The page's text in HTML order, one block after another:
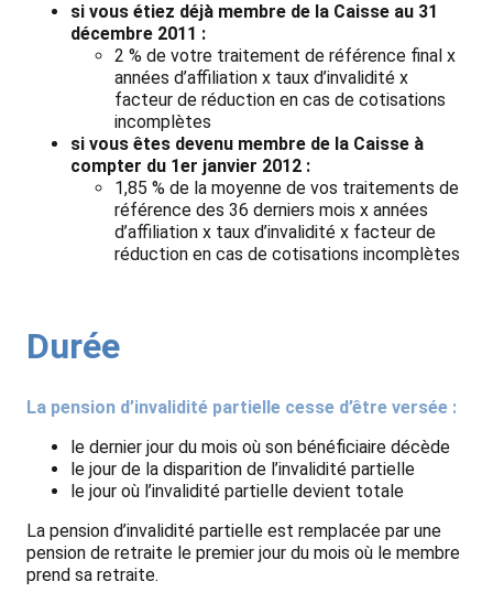
si vous étiez déjà membre de la Caisse au 31
décembre 2011 :
2 % de votre traitement de référence final x
années d’affiliation x taux d’invalidité x
facteur de réduction en cas de cotisations
incomplètes
si vous êtes devenu membre de la Caisse à
compter du 1er janvier 2012 :
1,85 % de la moyenne de vos traitements de
référence des 36 derniers mois x années
d’affiliation x taux d’invalidité x facteur de
réduction en cas de cotisations incomplètes
Durée
La pension d’invalidité partielle cesse d’être versée :
le dernier jour du mois où son bénéficiaire décède
le jour de la disparition de l’invalidité partielle
le jour où l’invalidité partielle devient totale
La pension d’invalidité partielle est remplacée par une
pension de retraite le premier jour du mois où le membre
prend sa retraite.